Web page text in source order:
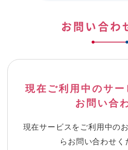
お問い合わ
現在ご利用中のサー
お問い合
現在サービスをご利用中の
らお問い合わせく